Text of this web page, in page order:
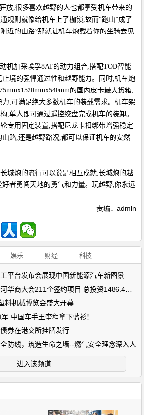
放,很多喜欢越野的人也都享受机车带来的
规则就像给机车上了枷锁,故而“跑山”成了
近的山路?那就让机车炮载着你的坐骑去见
机加采埃孚8AT的动力组合,搭配TOD智能
境的强悍通过性和越野能力。同时,机车炮
的国内皮卡最大货箱,
力,可满足绝大多数机车的装载需求。机车架
,单人即可通过遥控绞盘完成机车的装卸。
专用固定装置,搭配尼龙卡扣绑带增强稳定
路,还是越野路况,都可以保证机车的安然
城炮的流行可以说是相互成就,长城炮的越
好者勇闯天地的勇气和力量。玩越野,你永远
责编：admin
娱乐 财经 科技
平台发布会展现中国新能源汽车新图景
料机械博览会盛大开幕
中国车手王奎程拿下蓝衫！
券在港交所挂牌发行
全防线，筑造生命之墙--燃气安全理念深入人
进入该频道